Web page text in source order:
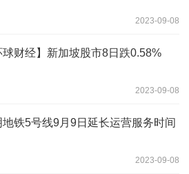
2023-09-08
球财经】新加坡股市8日跌0.58%
2023-09-08
地铁5号线9月9日延长运营服务时间
2023-09-08